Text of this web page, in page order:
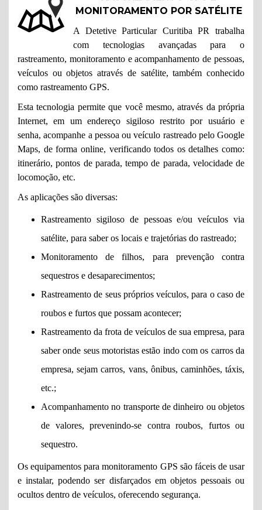
MONITORAMENTO POR SATÉLITE
A Detetive Particular Curitiba PR trabalha
com tecnologias avançadas para o
rastreamento, monitoramento e acompanhamento de pessoas,
veículos ou objetos através de satélite, também conhecido
como rastreamento GPS.
Esta tecnologia permite que você mesmo, através da própria
Internet, em um endereço sigiloso restrito por usuário e
senha, acompanhe a pessoa ou veículo rastreado pelo Google
Maps, de forma online, verificando todos os detalhes como:
itinerário, pontos de parada, tempo de parada, velocidade de
locomoção, etc.
As aplicações são diversas:
Rastreamento sigiloso de pessoas e/ou veículos via
satélite, para saber os locais e trajetórias do rastreado;
Monitoramento de filhos, para prevenção contra
sequestros e desaparecimentos;
Rastreamento de seus próprios veículos, para o caso de
roubos e furtos que possam acontecer;
Rastreamento da frota de veículos de sua empresa, para
saber onde seus motoristas estão indo com os carros da
empresa, sejam carros, vans, ônibus, caminhões, táxis,
etc.;
Acompanhamento no transporte de dinheiro ou objetos
de valores, prevenindo-se contra roubos, furtos ou
sequestro.
Os equipamentos para monitoramento GPS são fáceis de usar
e instalar, podendo ser disfarçados em objetos pessoais ou
ocultos dentro de veículos, oferecendo segurança.